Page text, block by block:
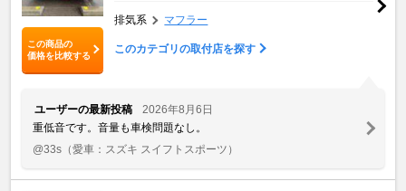
この商品の
価格を比較する
排気系 マフラー
このカテゴリの取付店を探す
ユーザーの最新投稿
2026年8月6日
重低音です。音量も車検問題なし。
@33s （愛車：スズキ スイフトスポーツ）